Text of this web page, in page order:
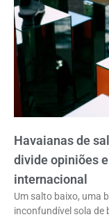
Havaianas de
divide opiniões
internacional
Um salto baixo, uma
inconfundível sola de